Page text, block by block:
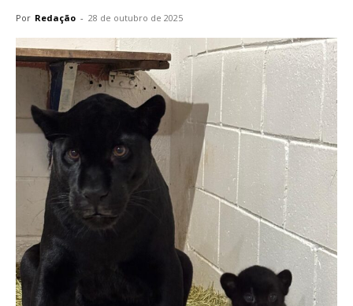
Por Redação - 28 de outubro de 2025